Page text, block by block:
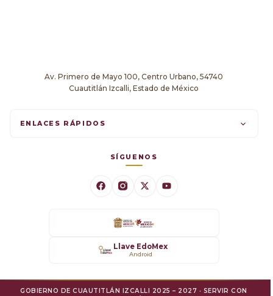
Av. Primero de Mayo 100, Centro Urbano, 54740
Cuautitlán Izcalli, Estado de México
ENLACES RÁPIDOS
SÍGUENOS
Llave EdoMex
Android
GOBIERNO DE CUAUTITLÁN IZCALLI 2025 – 2027 · SERVIR CON